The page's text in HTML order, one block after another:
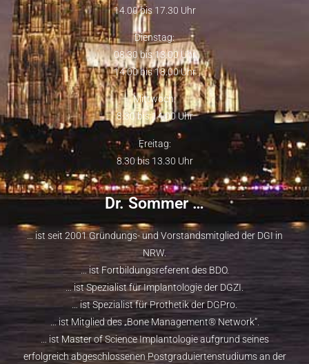
14.00 bis 17.30 Uhr
Dienstag:
08.30 bis 13.00 Uhr
14.00 bis 18.00 Uhr
Mittwoch:
8.30 bis 14.00 Uhr
Freitag:
8.30 bis 13.30 Uhr
Dr. Sommer …
… ist seit 2001 Gründungs- und Vorstandsmitglied der DGIin
NRW.
… ist Fortbildungsreferent des BDO.
… ist Spezialist für Implantologie der DGZI
… ist Spezialist für Prothetik derDGPro
… ist Mitglied des „Bone Management® Network“.
… ist Master of Science Implantologieaufgrund seines
erfolgreich abgeschlossenen Postgraduiertenstudiums an der